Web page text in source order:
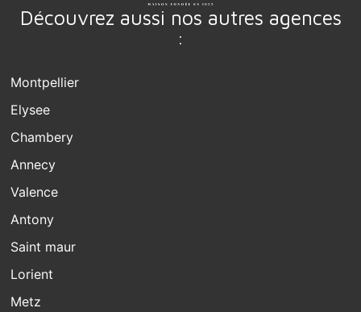
Découvrez aussi nos autres agences
:
Montpellier
Elysee
Chambery
Annecy
Valence
Antony
Saint maur
Lorient
Metz